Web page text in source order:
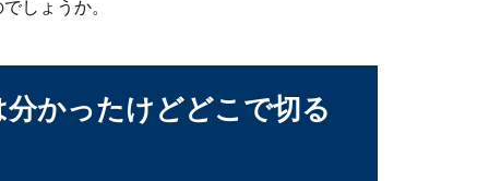
しょうか。
かったけどどこで切る